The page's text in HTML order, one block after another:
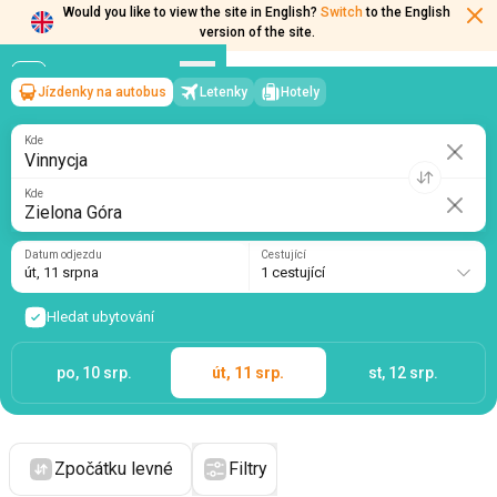
Would you like to view the site in English? Switch to the English
version of the site.
Vinnycja→Zielona Góra
út, 11 srpna/1 cestující
Jízdenky na autobus Letenky Hotely
Kde
Kde
Datum odjezdu
út, 11 srpna
Cestující
1 cestující
Hledat ubytování
po, 10 srp. út, 11 srp. st, 12 srp.
Zpočátku levné Filtry